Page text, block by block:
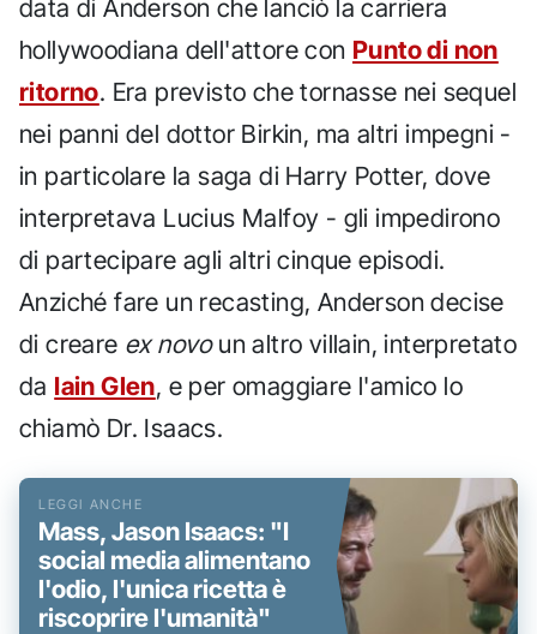
data di Anderson che lanciò la carriera
hollywoodiana dell'attore con Punto di non
ritorno. Era previsto che tornasse nei sequel
nei panni del dottor Birkin, ma altri impegni -
in particolare la saga di Harry Potter, dove
interpretava Lucius Malfoy - gli impedirono
di partecipare agli altri cinque episodi.
Anziché fare un recasting, Anderson decise
di creare ex novoun altro villain, interpretato
da Iain Glen, e per omaggiare l'amico lo
chiamò Dr. Isaacs.
Mass, Jason Isaacs: "I
social media alimentano
l'odio, l'unica ricetta è
riscoprire l'umanità"